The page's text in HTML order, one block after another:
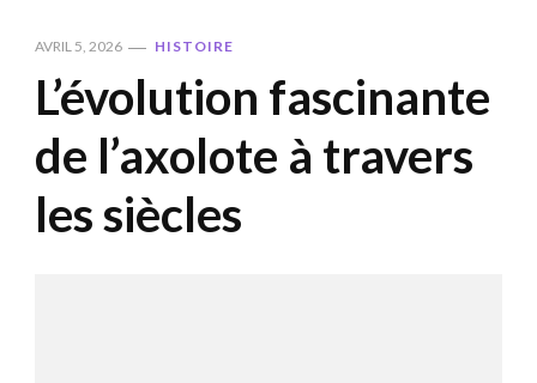
AVRIL 5, 2026 HISTOIRE
L’évolution fascinante
de l’axolote à travers
les siècles